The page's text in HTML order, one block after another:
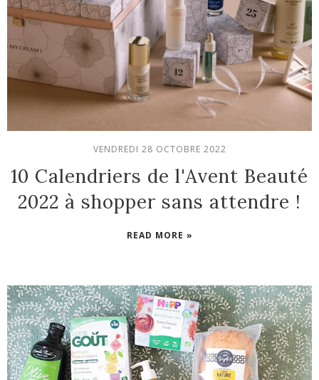
VENDREDI 28 OCTOBRE 2022
10 Calendriers de l'Avent Beauté
2022 à shopper sans attendre !
READ MORE »